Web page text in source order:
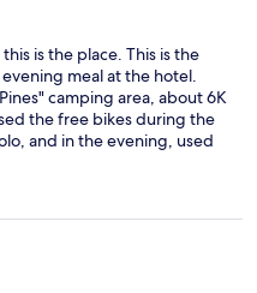
is the place. This is the
meal at the hotel.
camping area, about 6K
the free bikes during the
and in the evening, used
which costs about €22.
nice, with free hotel
room did have a couple
and french door fault )
that we could find.